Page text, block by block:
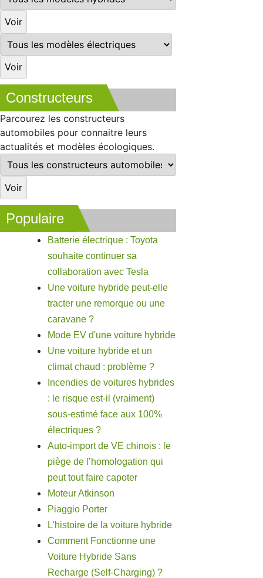
Constructeurs
Parcourez les constructeurs
automobiles pour connaitre leurs
actualités et modèles écologiques.
Populaire
Batterie électrique : Toyota
souhaite continuer sa
collaboration avec Tesla
Une voiture hybride peut-elle
tracter une remorque ou une
caravane ?
Mode EV d'une voiture hybride
Une voiture hybride et un
climat chaud : problème ?
Incendies de voitures hybrides
: le risque est-il (vraiment)
sous-estimé face aux 100%
électriques ?
Auto-import de VE chinois : le
piège de l’homologation qui
peut tout faire capoter
Moteur Atkinson
Piaggio Porter
L'histoire de la voiture hybride
Comment Fonctionne une
Voiture Hybride Sans
Recharge (Self-Charging) ?